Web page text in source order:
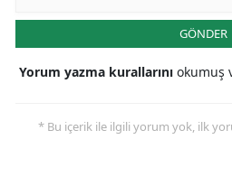
GÖNDER
Yorum yazma kurallarını okumuş
* Bu içerik ile ilgili yorum yok, ilk